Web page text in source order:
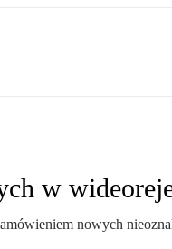
w
nowych